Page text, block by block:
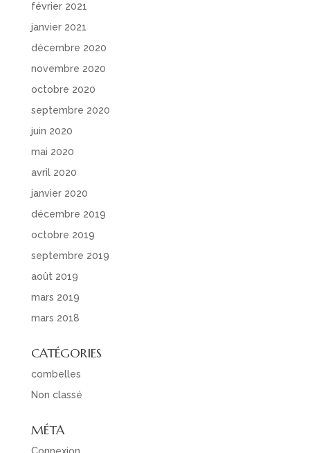
février 2021
janvier 2021
décembre 2020
novembre 2020
octobre 2020
septembre 2020
juin 2020
mai 2020
avril 2020
janvier 2020
décembre 2019
octobre 2019
septembre 2019
août 2019
mars 2019
mars 2018
CATÉGORIES
combelles
Non classé
MÉTA